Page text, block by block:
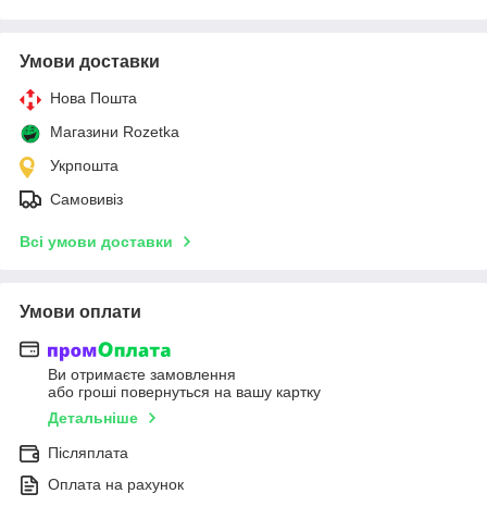
Умови доставки
Нова Пошта
Магазини Rozetka
Укрпошта
Самовивіз
Всі умови доставки
Умови оплати
Ви отримаєте замовлення
або гроші повернуться на вашу картку
Детальніше
Післяплата
Оплата на рахунок